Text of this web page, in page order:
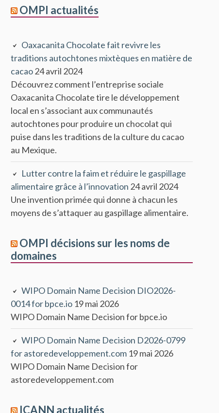
OMPI actualités
Oaxacanita Chocolate fait revivre les
traditions autochtones mixtèques en matière de
cacao24 avril 2024
Découvrez comment l’entreprise sociale
Oaxacanita Chocolate tire le développement
local en s’associant aux communautés
autochtones pour produire un chocolat qui
puise dans les traditions de la culture du cacao
au Mexique.
Lutter contre la faim et réduire le gaspillage
alimentaire grâce à l’innovation 24 avril 2024
Une invention primée qui donne à chacun les
moyens de s’attaquer au gaspillage alimentaire.
OMPI décisions sur les noms de
domaines
WIPO Domain Name Decision DIO2026-
0014 for bpce.io 19 mai 2026
WIPO Domain Name Decision for bpce.io
WIPO Domain Name Decision D2026-0799
for astoredeveloppement.com 19 mai 2026
WIPO Domain Name Decision for
astoredeveloppement.com
ICANN actualités